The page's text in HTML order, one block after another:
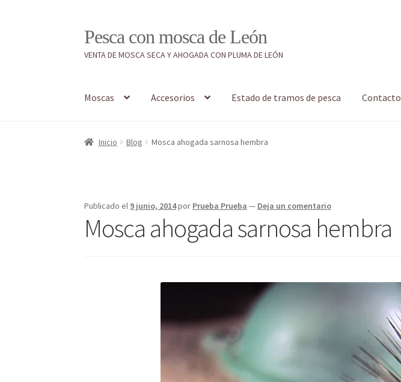
Ir
a
la
Ir
al
contenido
Pesca con mosca de León
VENTA DE MOSCA SECA Y AHOGADA CON PLUMA DE LEÓN
Moscas Accesorios Estado de tramos de pesca Contacto
Inicio #7897 (sin título) Caja Estado de tramos de pesca
Inicio Blog Mosca ahogada sarnosa hembra
Publicado el 9 junio, 2014por Prueba Prueba — Deja un comentario
Mosca ahogada sarnosa hembra